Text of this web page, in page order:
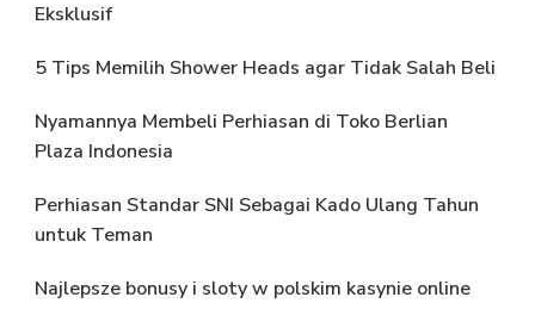
Eksklusif
5 Tips Memilih Shower Heads agar Tidak Salah Beli
Nyamannya Membeli Perhiasan di Toko Berlian
Plaza Indonesia
Perhiasan Standar SNI Sebagai Kado Ulang Tahun
untuk Teman
Najlepsze bonusy i sloty w polskim kasynie online